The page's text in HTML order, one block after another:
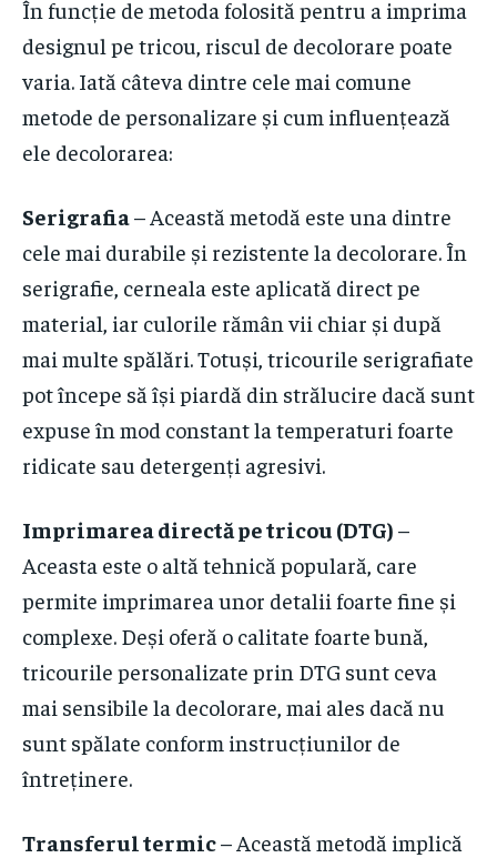
În funcție de metoda folosită pentru a imprima
designul pe tricou, riscul de decolorare poate
varia. Iată câteva dintre cele mai comune
metode de personalizare și cum influențează
ele decolorarea:
Serigrafia– Această metodă este una dintre
cele mai durabile și rezistente la decolorare. În
serigrafie, cerneala este aplicată direct pe
material, iar culorile rămân vii chiar și după
mai multe spălări. Totuși, tricourile serigrafiate
pot începe să își piardă din strălucire dacă sunt
expuse în mod constant la temperaturi foarte
ridicate sau detergenți agresivi.
Imprimarea directă pe tricou (DTG) –
Aceasta este o altă tehnică populară, care
permite imprimarea unor detalii foarte fine și
complexe. Deși oferă o calitate foarte bună,
tricourile personalizate prin DTG sunt ceva
mai sensibile la decolorare, mai ales dacă nu
sunt spălate conform instrucțiunilor de
întreținere.
Transferul termic– Această metodă implică